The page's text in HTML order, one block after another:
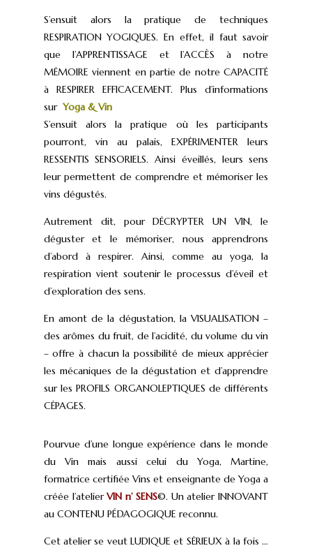
S’ensuit alors la pratique de techniques
RESPIRATION YOGIQUES. En effet, il faut savoir
que l’APPRENTISSAGE et l’ACCÈS à notre
MĖMOIRE viennent en partie de notre CAPACITĖ
à RESPIRER EFFICACEMENT. Plus d’informations
sur Yoga & Vin
S’ensuit alors la pratique où les participants
pourront, vin au palais, EXPĖRIMENTER leurs
RESSENTIS SENSORIELS. Ainsi éveillés, leurs sens
leur permettent de comprendre et mémoriser les
vins dégustés.
Autrement dit, pour DĖCRYPTER UN VIN, le
déguster et le mémoriser, nous apprendrons
d’abord à respirer. Ainsi, comme au yoga, la
respiration vient soutenir le processus d’éveil et
d’exploration des sens.
En amont de la dégustation, la VISUALISATION –
des arômes du fruit, de l’acidité, du volume du vin
– offre à chacun la possibilité de mieux apprécier
les mécaniques de la dégustation et d’apprendre
sur les PROFILS ORGANOLEPTIQUES de différents
CĖPAGES.
Pourvue d’une longue expérience dans le monde
du Vin mais aussi celui du Yoga, Martine,
formatrice certifiée Vins et enseignante de Yoga a
créée l’atelierVIN n’ SENS©. Un atelier INNOVANT
au CONTENU PÉDAGOGIQUE reconnu.
Cet atelier se veut LUDIQUE et SĖRIEUX à la fois …